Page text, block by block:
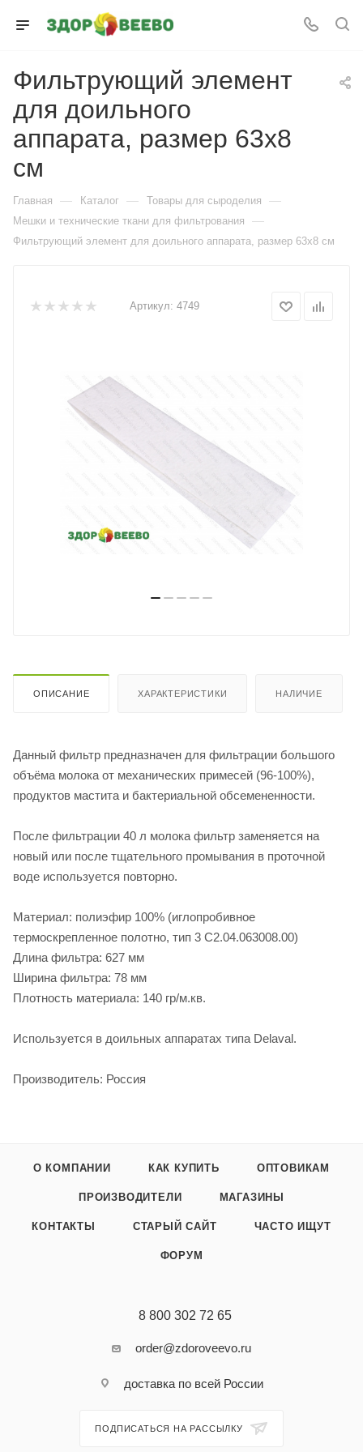
Фильтрующий элемент
для доильного
аппарата, размер 63х8
см
Главная — Каталог — Товары для сыроделия —
Мешки и технические ткани для фильтрования —
Фильтрующий элемент для доильного аппарата, размер 63х8 см
Артикул: 4749
ОПИСАНИЕ ХАРАКТЕРИСТИКИ НАЛИЧИЕ
Данный фильтр предназначен для фильтрации большого
объёма молока от механических примесей (96-100%),
продуктов мастита и бактериальной обсемененности.
После фильтрации 40 л молока фильтр заменяется на
новый или после тщательного промывания в проточной
воде используется повторно.
Материал: полиэфир 100% (иглопробивное
термоскрепленное полотно, тип 3 С2.04.063008.00)
Длина фильтра: 627 мм
Ширина фильтра: 78 мм
Плотность материала: 140 гр/м.кв.
Используется в доильных аппаратах типа Delaval.
Производитель: Россия
О КОМПАНИИ КАК КУПИТЬ ОПТОВИКАМ
ПРОИЗВОДИТЕЛИ МАГАЗИНЫ
КОНТАКТЫ СТАРЫЙ САЙТ ЧАСТО ИЩУТ
ФОРУМ
8 800 302 72 65
order@zdoroveevo.ru
доставка по всей России
ПОДПИСАТЬСЯ НА РАССЫЛКУ